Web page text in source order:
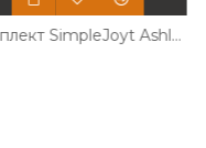
Комплект SimpleJoyt Ashley